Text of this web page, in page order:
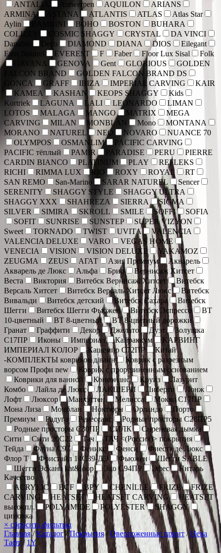
ANTALIA Antwerpen AQUILON
ARIANS
ARMINA
ASTANA ATLANTIS ATLAS
Atlas Star
Aylin
BAMBINI BOHO BOSTON
BUHARA
COLIZEY
COSMIC SHAGGY CRYSTAL
DA VINCI
Danubio
Deco DIAMOND DIANA DIOS
Eilegant
Emir Naturel
EVEREST F Faber Floor Lux Sisal
Folk
GAVANA
GENOVA Gent GLORIOUS
GOLDEN
FALCON BRAND
GOLDEN FALCON BRAND DS
GONCA
GRAFF IBIZA IMPERIAL CARVING
KAIR
KAMEA
KASHAN KEOPS SHAGGY
Kids
Kortriek
LAGUNA LALI LEONARDO
LIMAN
LOTOS
MALAGA MANGO MATRIX
MEGA
CARVING
MILAN MONBLAN Mono
MONTANA
MORANO
NATUREL NEO NOVARO
NUANCE 70
OLYMPOS
OSMANLIM
PACIFIC CARVING
PACIFIC тёплый
PAMIR PARADISE PERU
PIERRE
CARDIN BIANCO
PLATINUM PLAY
REFLEKS
RICHI
RIMMA LUX RIO ROXY ROYAL
RT
SAN REMO
San-Marino SARAR NATUREL
Sencer
SERENITY
SHAGGY STYLE
SHAGGY ULTRA
SHAGGY XXX
SHAHREZA SIERRA
SIGMA
SILVER
SIMIRA SKROLL SMILE SOFFI
SOFIA
SOFIT
SUNRISE SUNSTEP
SUPER VIZYON
Sweet
TORNADO TWIST UVITA
VALENCIA
VALENCIA DELUXE
VARO
VEGAS HOME
VENECIA
VISION VISION DELUXE
YAKAMOZ
ZEUGMA
ZEUS АГАТ Азия Премиум
Акварель
Акварель де Люкс
Альфа Брио
Вернисаж Хитсет
Веста
Виктория Витебск Вернисаж Хитсет
Витебск
Версаль Хитсет
Витебск Версаль Хитсет Люкс
Витебск
Вивальди
Витебск детский Витебск Сахара
Витебск
Шегги
Витебск Шегги Фьюжен Витебск Эспрессо
ВТ
10-цветный
ВТ 8-цветный
ВТ 8-цветный дорожки
Гранат
Граффити Декор Джелато Дуэт
Золушка
С17ПР
Иконы Империал Кайраккум
КАРВИНГ
ИМПЕРИАЛ КОЛОР
Кашемир С72ПР
Китай
-КОМПЛЕКТЫ ковриков д/ванн
Коврик c разрезным
ворсом Профи new
Коврик с прорезиненным основанием
Коврики для ванной
Консонанс Круиз
Лазурит
Комбо
Лайла де Люкс ЛАКШЕРИ Либерти
Лонж
Лофт
Люксор Манхэттен Мелисса
Мокко С17ПР
Мона Лиза
Монблан Ноктюрн Орландо
Порто
Премиум
Радуга Ренессанс
Родные просторы С28ПР5
Родные просторы С30ПР
СИЛК
Сиреневая дымка
Сити
Сити 20С22 Тач
ТАЧ <(Россия)> покрытия
Тейда
Фауна С97 Феникс Фенси
Фиеста де Люкс
Флор Т
Фристайл 14С39-ДЭ Фьюжен
Шегги SABLE
Шегги Эскана kat&loop
Эко С94ПР Эфес
Янтарь
Качество
ACRYLIC
BCF BPY CHENİLLE FRIZE
FRIZE
CARVING
HEATSET HEATSET CARVING
HEATSET
высокпл.
POLYAMIDE POLYESTER
SHAGGY
циновка
× сбросить фильтры
Главная/Каталог/Покрытия/ Оверложенные принт/ Нева
Тафт / 1Y